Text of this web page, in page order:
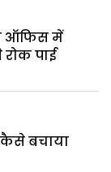
ऑफिस में
पाई
बचाया